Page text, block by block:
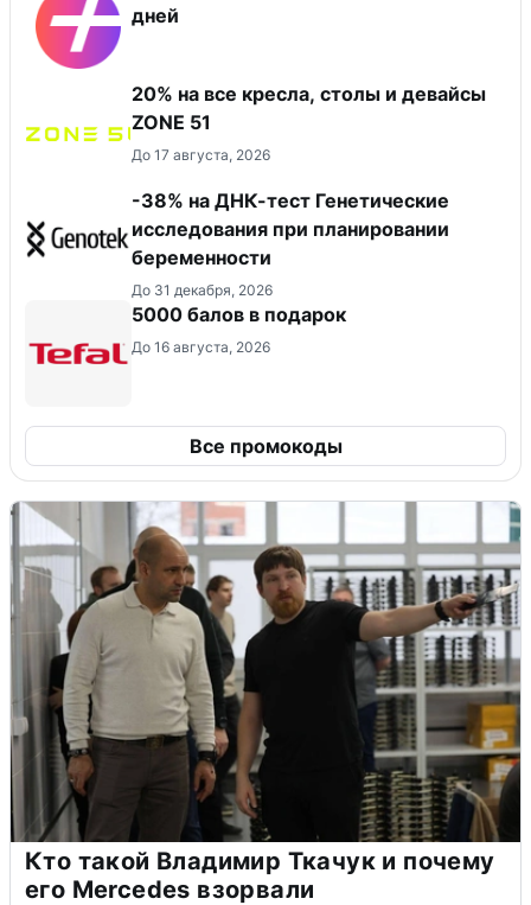
дней
20% на все кресла, столы и девайсы
ZONE 51
До 17 августа, 2026
-38% на ДНК-тест Генетические
исследования при планировании
беременности
До 31 декабря, 2026
5000 балов в подарок
До 16 августа, 2026
Все промокоды
Кто такой Владимир Ткачук и почему
его Mercedes взорвали